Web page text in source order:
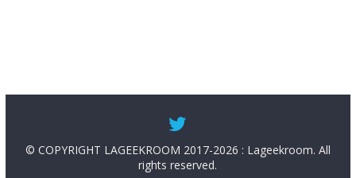
© COPYRIGHT LAGEEKROOM 2017-2026 : Lageekroom. All
rights reserved.